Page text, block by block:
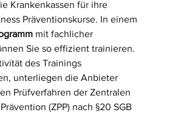
Krankenkassen für ihre
Präventionskurse. In einem
mit fachlicher
Sie so effizient trainieren.
des Trainings
unterliegen die Anbieter
Prüfverfahren der Zentralen
(ZPP) nach §20 SGB